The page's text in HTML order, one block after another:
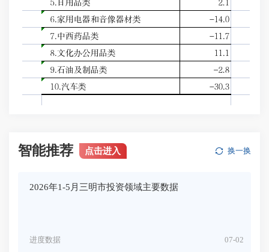
智能推荐 点击进入 换一换
2026年1-5月三明市投资领域主要数据
07-02
进度数据